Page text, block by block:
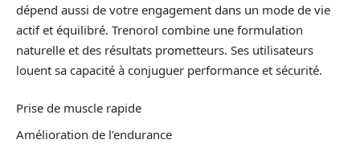
dépend aussi de votre engagement dans un mode de vie
actif et équilibré. Trenorol combine une formulation
naturelle et des résultats prometteurs. Ses utilisateurs
louent sa capacité à conjuguer performance et sécurité.
Prise de muscle rapide
Amélioration de l’endurance